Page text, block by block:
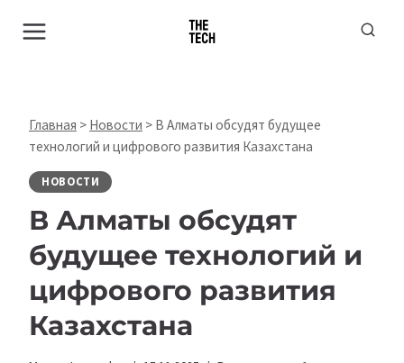
Главная > Новости > В Алматы обсудят будущее
технологий и цифрового развития Казахстана
НОВОСТИ
В Алматы обсудят
будущее технологий и
цифрового развития
Казахстана